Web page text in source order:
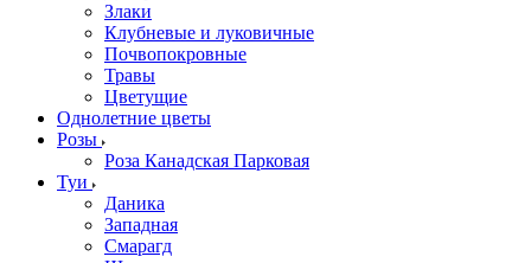
Злаки
Клубневые и луковичные
Почвопокровные
Травы
Цветущие
Однолетние цветы
Розы
Роза Канадская Парковая
Туи
Даника
Западная
Смарагд